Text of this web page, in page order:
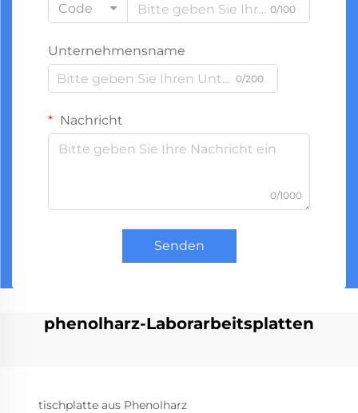
Code
0/100
Unternehmensname
0/200
Nachricht
0/1000
Senden
phenolharz-Laborarbeitsplatten
tischplatte aus Phenolharz